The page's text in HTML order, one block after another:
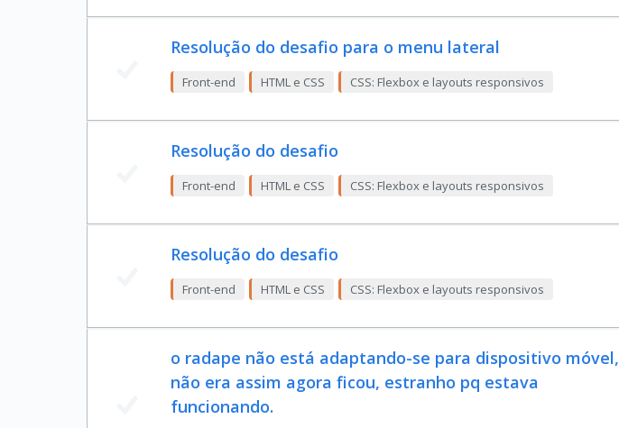
Resolução do desafio para o menu lateral
Front-end HTML e CSS CSS: Flexbox e layouts responsivos
Resolução do desafio
Front-end HTML e CSS CSS: Flexbox e layouts responsivos
Resolução do desafio
Front-end HTML e CSS CSS: Flexbox e layouts responsivos
o radape não está adaptando-se para dispositivo móvel,
não era assim agora ficou, estranho pq estava
funcionando.